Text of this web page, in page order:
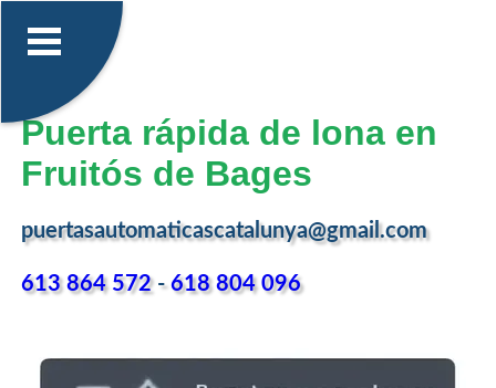
Puerta rápida de lona en
Fruitós de Bages
puertasautomaticascatalunya@gmail.com
613 864 572-618 804 096